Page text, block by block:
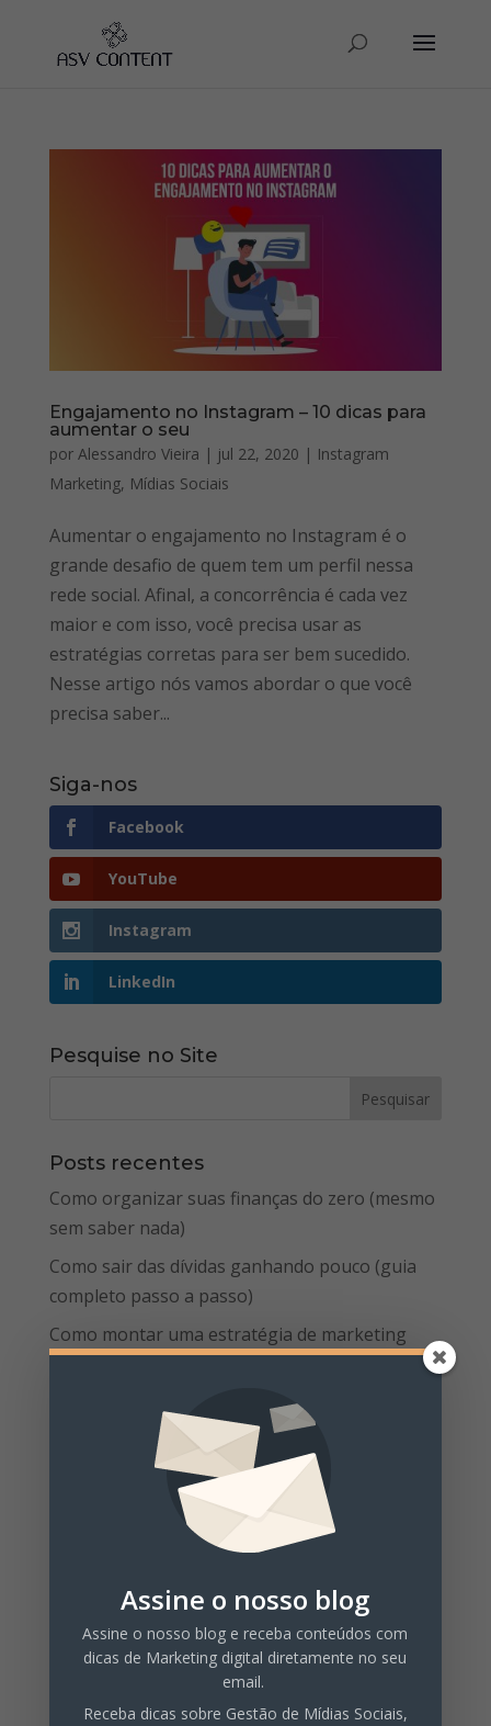
Engajamento no Instagram – 10 dicas para
aumentar o seu
por Alessandro Vieira | jul 22, 2020 | Instagram
Marketing, Mídias Sociais
Aumentar o engajamento no Instagram é o
grande desafio de quem tem um perfil nessa
rede social. Afinal, a concorrência é cada vez
maior e com isso, você precisa usar as
estratégias corretas para ser bem sucedido.
Nesse artigo nós vamos abordar o que você
precisa saber...
Siga-nos
Facebook
YouTube
Instagram
LinkedIn
Pesquise no Site
Posts recentes
Como organizar suas finanças do zero (mesmo
sem saber nada)
Como sair das dívidas ganhando pouco (guia
completo passo a passo)
Como montar uma estratégia de marketing
Como Criar Campanhas de Tráfego Pago de
Baixo Orçamento com Alto Impacto
Marketing de Conteúdo para Iniciantes: Um
Automação de marketing
Facebook Marketing
Finanças Pessoais
Gestão de Tráfego
Assine o nosso blog
Assine o nosso blog e receba conteúdos com
dicas de Marketing digital diretamente no seu
email.
Receba dicas sobre Gestão de Mídias Sociais,